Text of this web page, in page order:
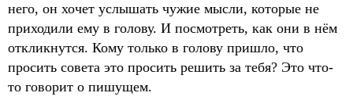
него, он хочет услышать чужие мысли, которые не
приходили ему в голову. И посмотреть, как они в нём
откликнутся. Кому только в голову пришло, что
просить совета это просить решить за тебя? Это что-
то говорит о пишущем.